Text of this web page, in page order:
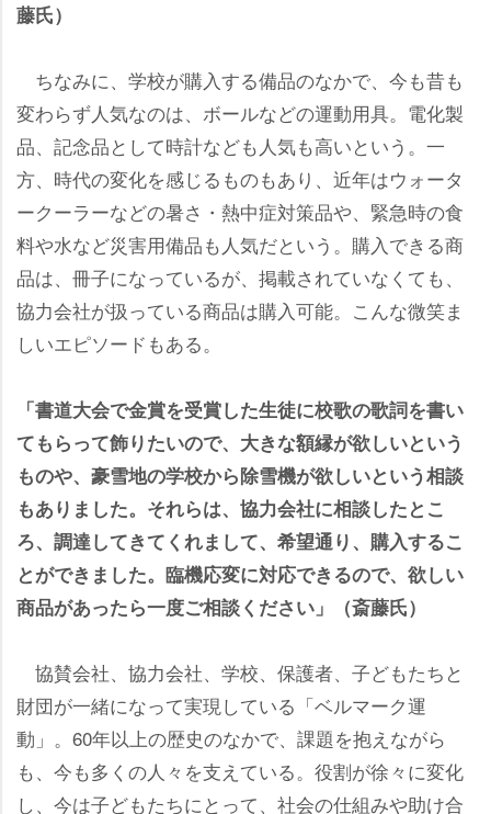
藤氏）
ちなみに、学校が購入する備品のなかで、今も昔も
変わらず人気なのは、ボールなどの運動用具。電化製
品、記念品として時計なども人気も高いという。一
方、時代の変化を感じるものもあり、近年はウォータ
ークーラーなどの暑さ・熱中症対策品や、緊急時の食
料や水など災害用備品も人気だという。購入できる商
品は、冊子になっているが、掲載されていなくても、
協力会社が扱っている商品は購入可能。こんな微笑ま
しいエピソードもある。
「書道大会で金賞を受賞した生徒に校歌の歌詞を書い
てもらって飾りたいので、大きな額縁が欲しいという
ものや、豪雪地の学校から除雪機が欲しいという相談
もありました。それらは、協力会社に相談したとこ
ろ、調達してきてくれまして、希望通り、購入するこ
とができました。臨機応変に対応できるので、欲しい
商品があったら一度ご相談ください」（斎藤氏）
協賛会社、協力会社、学校、保護者、子どもたちと
財団が一緒になって実現している「ベルマーク運
動」。60年以上の歴史のなかで、課題を抱えながら
も、今も多くの人々を支えている。役割が徐々に変化
し、今は子どもたちにとって、社会の仕組みや助け合